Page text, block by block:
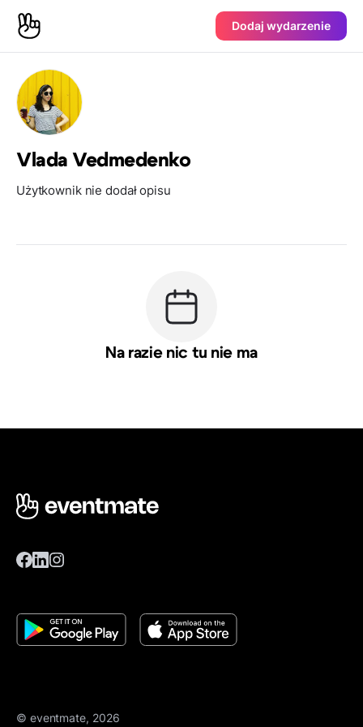
Dodaj wydarzenie
Vlada Vedmedenko
Użytkownik nie dodał opisu
Na razie nic tu nie ma
© eventmate, 2026